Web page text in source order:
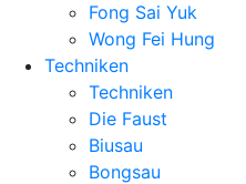
Fong Sai Yuk
Wong Fei Hung
Techniken
Techniken
Die Faust
Biusau
Bongsau